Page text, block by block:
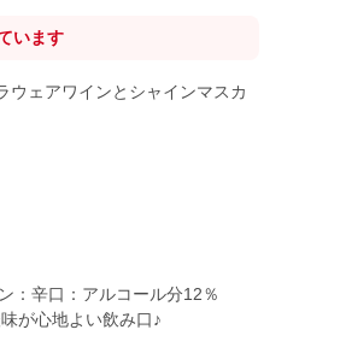
います
ウェアワインとシャインマスカ
辛口：アルコール分12％
が心地よい飲み口♪